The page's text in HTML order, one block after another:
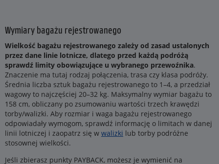
Wymiary bagażu rejestrowanego
Wielkość bagażu rejestrowanego zależy od zasad ustalonych
przez dane linie lotnicze, dlatego przed każdą podróżą
sprawdź limity obowiązujące u wybranego przewoźnika.
Znaczenie ma tutaj rodzaj połączenia, trasa czy klasa podróży.
Średnia liczba sztuk bagażu rejestrowanego to 1–4, a przedział
wagowy to najczęściej 20–32 kg. Maksymalny wymiar bagażu to
158 cm, obliczany po zsumowaniu wartości trzech krawędzi
torby/walizki. Aby rozmiar i waga bagażu rejestrowanego
odpowiadały wymogom, sprawdź informację o limitach w danej
linii lotniczej i zaopatrz się w walizki lub torby podróżne
stosownej wielkości.
Jeśli zbierasz punkty PAYBACK, możesz je wymienić na